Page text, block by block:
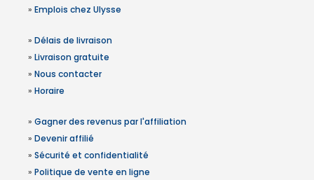
» Emplois chez Ulysse
» Délais de livraison
» Livraison gratuite
» Nous contacter
» Horaire
» Gagner des revenus par l'affiliation
» Devenir affilié
» Sécurité et confidentialité
» Politique de vente en ligne